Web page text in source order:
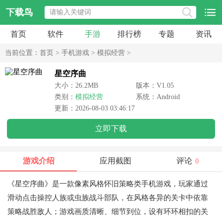
下载鸟
首页 软件 手游 排行榜 专题 资讯
当前位置： 首页 > 手机游戏 > 模拟经营 >
星空序曲
大小：26.2MB
版本：V1.05
类别： 模拟经营
系统：Android
更新：2026-08-03 03:46:17
立即下载
游戏介绍 应用截图 评论 0
《星空序曲》是一款像素风格怀旧策略类手机游戏，玩家通过
滑动点击操控人族或虫族战斗部队，在风格各异的关卡中依靠
策略战胜敌人；游戏画质清晰、细节到位，设有环环相扣的关